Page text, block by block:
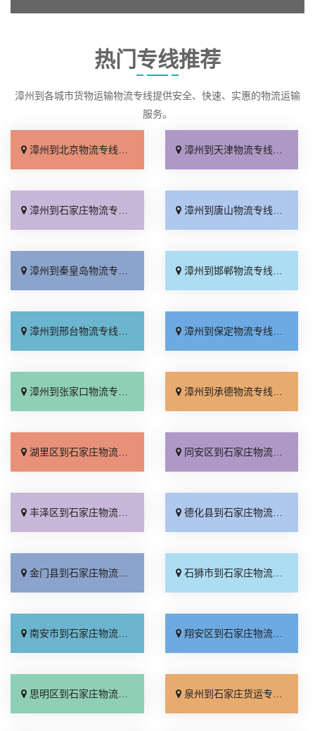
热门专线推荐
漳州到各城市货物运输物流专线提供安全、快速、实惠的物流运输
服务。
漳州到北京物流专线_多少公里「快运直达」 漳州到天津物流专线_高效快运「运价查询」
漳州到石家庄物流专线_几天到达「快速直达」 漳州到唐山物流专线_准时准点「一站式托运」
漳州到秦皇岛物流专线_直达到站「要多少钱」 漳州到邯郸物流专线_高效快运「来电咨询」
漳州到邢台物流专线_按时送达「运价实惠」 漳州到保定物流专线_快速响应「怎么收费」
漳州到张家口物流专线_运价查询「门到门配送」 漳州到承德物流专线_保证时效「专业靠谱」
湖里区到石家庄物流专线_运费多少「直发全境」 同安区到石家庄物流专线_收费标准「高效快运」
丰泽区到石家庄物流专线_门到门接送「直达往返」 德化县到石家庄物流专线_来电咨询「高效运输」
金门县到石家庄物流专线_全境到达「全境配送」 石狮市到石家庄物流专线_要几天到「限时必达」
南安市到石家庄物流专线_资质齐全「托运放心」 翔安区到石家庄物流专线_快运有保障「按时送达」
思明区到石家庄物流专线_合同承运「保证时效」 泉州到石家庄货运专线-泉州到石家庄物流公司_几天到达「随叫随到」